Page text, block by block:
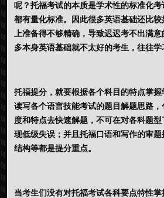
呢？托福考试的本质是学术性的标准化
都有量化标准。因此很多英语基础还比
上准备得不够精确，导致迟迟考不出满
多本身英语基础就不太好的考生，往往学
托福提分，就要根据各个科目的特点掌
读写各个语言技能考试的题目解题思路
度和特点去快速解题，不可在对各科题
现低级失误；并且托福口语和写作的审
结构等都是提分重点。
当考生们没有对托福考试各科要点特性